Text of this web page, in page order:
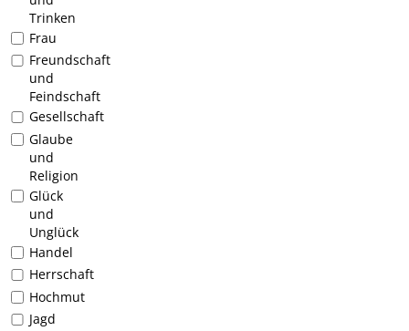
Trinken
Frau
Freundschaft
und
Feindschaft
Gesellschaft
Glaube
und
Religion
Glück
und
Unglück
Handel
Herrschaft
Hochmut
Jagd